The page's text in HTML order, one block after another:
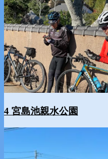
4 宮島池親水公園